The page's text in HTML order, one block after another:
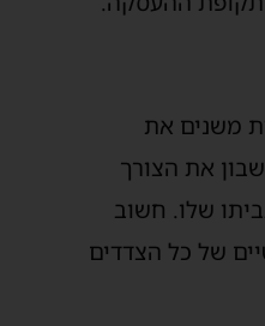
משנים את
את הצורך
שלו. חשוב
של כל הצדדים